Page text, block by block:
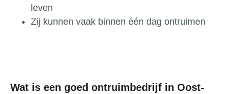
leven
Zij kunnen vaak binnen één dag ontruimen
Wat is een goed ontruimbedrijf in Oost-